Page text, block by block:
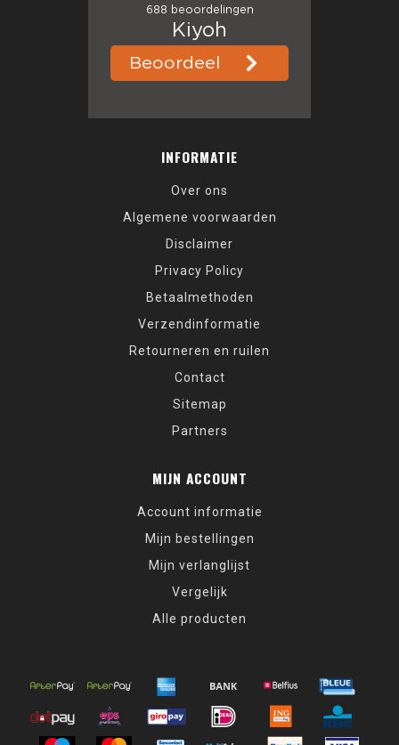
INFORMATIE
Over ons
Algemene voorwaarden
Disclaimer
Privacy Policy
Betaalmethoden
Verzendinformatie
Retourneren en ruilen
Contact
Sitemap
Partners
MIJN ACCOUNT
Account informatie
Mijn bestellingen
Mijn verlanglijst
Vergelijk
Alle producten